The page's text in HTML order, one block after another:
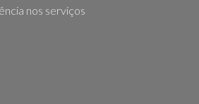
nos serviços